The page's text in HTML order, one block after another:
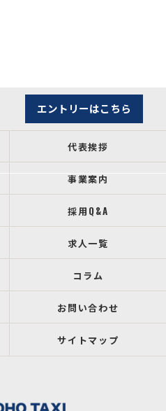
エントリーはこちら
代表挨拶
事業案内
採用Q&A
求人一覧
コラム
お問い合わせ
サイトマップ